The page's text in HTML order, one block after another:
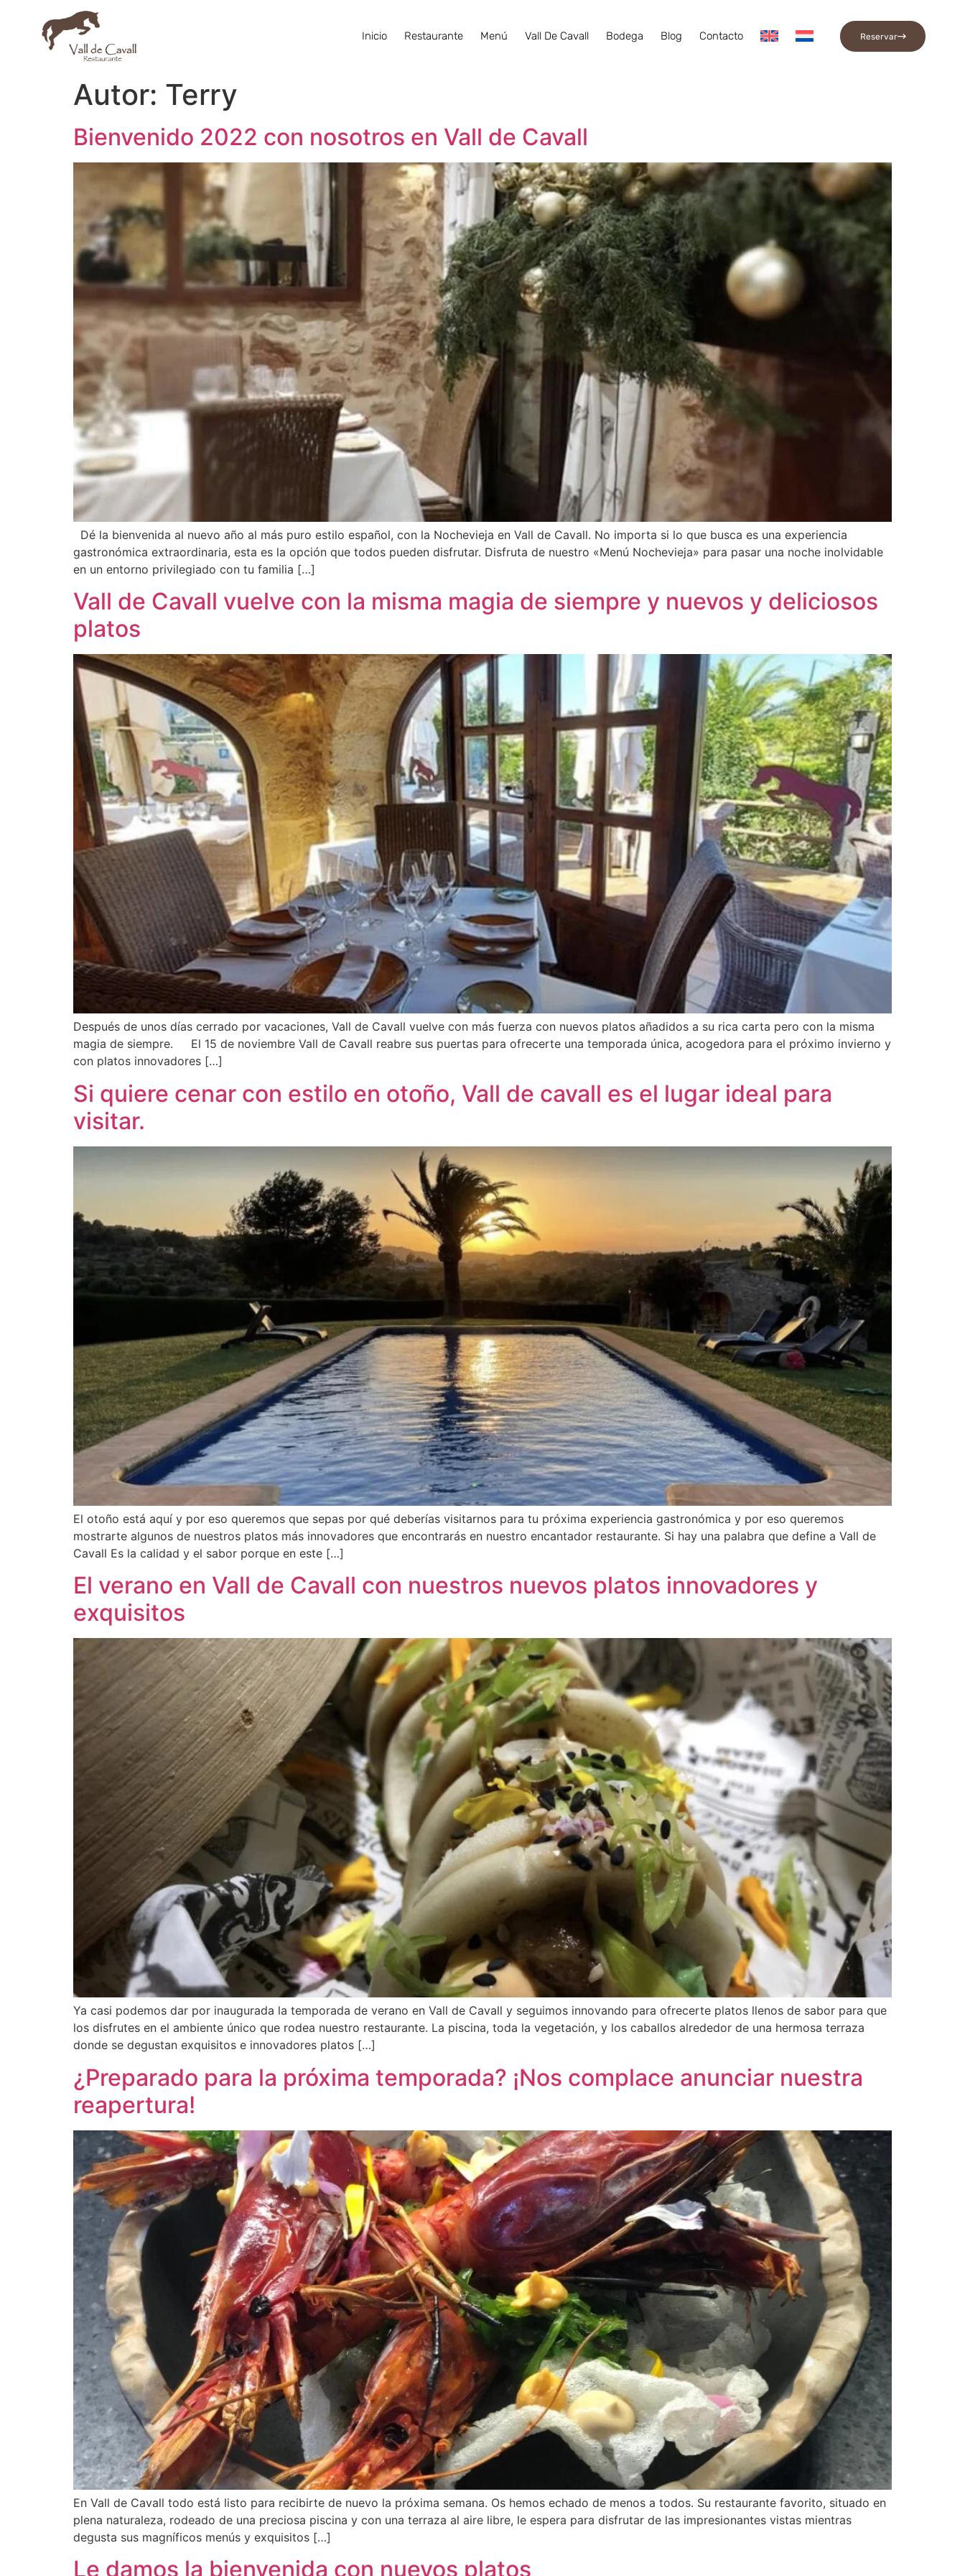
Inicio Restaurante Menú Vall De Cavall Bodega Blog Contacto Reservar
Autor: Terry
Bienvenido 2022 con nosotros en Vall de Cavall
Dé la bienvenida al nuevo año al más puro estilo español, con la Nochevieja en Vall de Cavall. No importa si lo que busca es una experiencia
gastronómica extraordinaria, esta es la opción que todos pueden disfrutar. Disfruta de nuestro «Menú Nochevieja» para pasar una noche inolvidable
en un entorno privilegiado con tu familia […]
Vall de Cavall vuelve con la misma magia de siempre y nuevos y deliciosos
platos
Después de unos días cerrado por vacaciones, Vall de Cavall vuelve con más fuerza con nuevos platos añadidos a su rica carta pero con la misma
magia de siempre. El 15 de noviembre Vall de Cavall reabre sus puertas para ofrecerte una temporada única, acogedora para el próximo invierno y
con platos innovadores […]
Si quiere cenar con estilo en otoño, Vall de cavall es el lugar ideal para
visitar.
El otoño está aquí y por eso queremos que sepas por qué deberías visitarnos para tu próxima experiencia gastronómica y por eso queremos
mostrarte algunos de nuestros platos más innovadores que encontrarás en nuestro encantador restaurante. Si hay una palabra que define a Vall de
Cavall Es la calidad y el sabor porque en este […]
El verano en Vall de Cavall con nuestros nuevos platos innovadores y
exquisitos
Ya casi podemos dar por inaugurada la temporada de verano en Vall de Cavall y seguimos innovando para ofrecerte platos llenos de sabor para que
los disfrutes en el ambiente único que rodea nuestro restaurante. La piscina, toda la vegetación, y los caballos alrededor de una hermosa terraza
donde se degustan exquisitos e innovadores platos […]
¿Preparado para la próxima temporada? ¡Nos complace anunciar nuestra
reapertura!
En Vall de Cavall todo está listo para recibirte de nuevo la próxima semana. Os hemos echado de menos a todos. Su restaurante favorito, situado en
plena naturaleza, rodeado de una preciosa piscina y con una terraza al aire libre, le espera para disfrutar de las impresionantes vistas mientras
degusta sus magníficos menús y exquisitos […]
Le damos la bienvenida con nuevos platos